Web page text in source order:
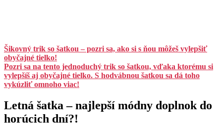
Šikovný trik so šatkou – pozri sa, ako si s ňou môžeš vylepšiť
obyčajné tielko!
Pozri sa na tento jednoduchý trik so šatkou, vďaka ktorému si
vylepšíš aj obyčajné tielko. S hodvábnou šatkou sa dá toho
vykúzliť omnoho viac!
Letná šatka – najlepší módny doplnok do
horúcich dní?!